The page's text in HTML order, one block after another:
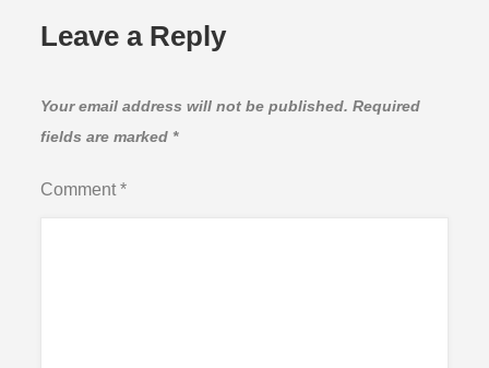
Leave a Reply
Your email address will not be published. Required
fields are marked *
Comment*